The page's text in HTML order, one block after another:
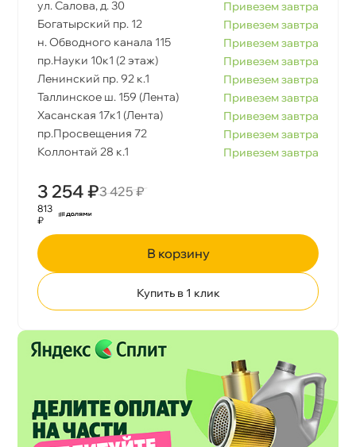
ул. Салова, д. 30
Привезем завтра
Богатырский пр. 12
Привезем завтра
н. Обводного канала 115
Привезем завтра
пр.Науки 10к1 (2 этаж)
Привезем завтра
Ленинский пр. 92 к.1
Привезем завтра
Таллинское ш. 159 (Лента)
Привезем завтра
Хасанская 17к1 (Лента)
Привезем завтра
пр.Просвещения 72
Привезем завтра
Коллонтай 28 к.1
Привезем завтра
3 254 ₽3 425 ₽
813
₽
корзину
Купить в 1 клик